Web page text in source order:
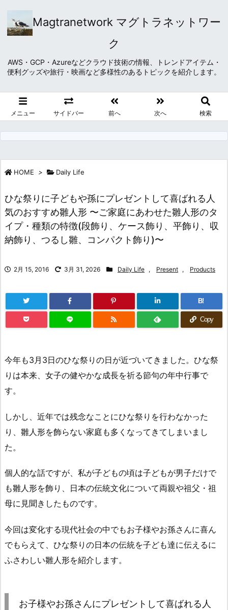
Magtranetwork マグトラネットワー
ク
AWS・GCP・Azureなどクラウド技術の情報、トレンドアイテム・
便利グッズや旅行・映画など多様性のあるトピックを紹介します。
メニュー サイドバー 前へ 次へ 検索
HOME > Daily Life
ひな祭りに子どもや孫にプレゼントして喜ばれる人
気のおすすめ雛人形 〜ご家庭にあわせた雛人形のタ
イプ・種類の特徴(段飾り、ケース飾り、平飾り、収
納飾り、つるし雛、コンパクト飾り)〜
2月 15, 2016 3月 31, 2026 Daily Life , Present , Products
B!
Copy
今年も3月3日のひな祭りの日が近づいてきました。ひな祭
りは本来、女子の健やかな成長を祈る節句の年中行事で
す。
しかし、近年では残念なことにひな祭りを行わなかった
り、雛人形を飾らない家庭も多くなってきてしまいまし
た。
個人的な話ですが、私が子どもの頃は子どもが男子だけで
も雛人形を飾り、日本の伝統文化について両親や祖父・祖
母に見聞きしたものです。
今回は変化する現代社会の中でもお子様やお孫さんに喜ん
でもらえて、ひな祭りの日本の伝統を子ども達に伝えるに
ふさわしい雛人形を紹介します。
お子様やお孫さんにプレゼントして喜ばれる人